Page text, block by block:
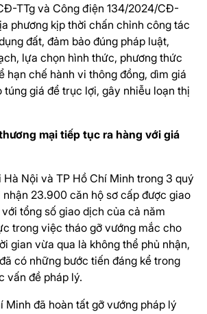
TTg và Công điện 134/2024/CĐ-
phương kịp thời chấn chỉnh công tác
đất, đảm bảo đúng pháp luật,
lựa chọn hình thức, phương thức
hạn chế hành vi thông đồng, dìm giá
túng giá để trục lợi, gây nhiễu loạn thị
mại tiếp tục ra hàng với giá
Nội và TP Hồ Chí Minh trong 3 quý
23.900 căn hộ sơ cấp được giao
tổng số giao dịch của cả năm
trong việc tháo gỡ vướng mắc cho
gian vừa qua là không thể phủ nhận,
có những bước tiến đáng kể trong
vấn đề pháp lý.
Minh đã hoàn tất gỡ vướng pháp lý